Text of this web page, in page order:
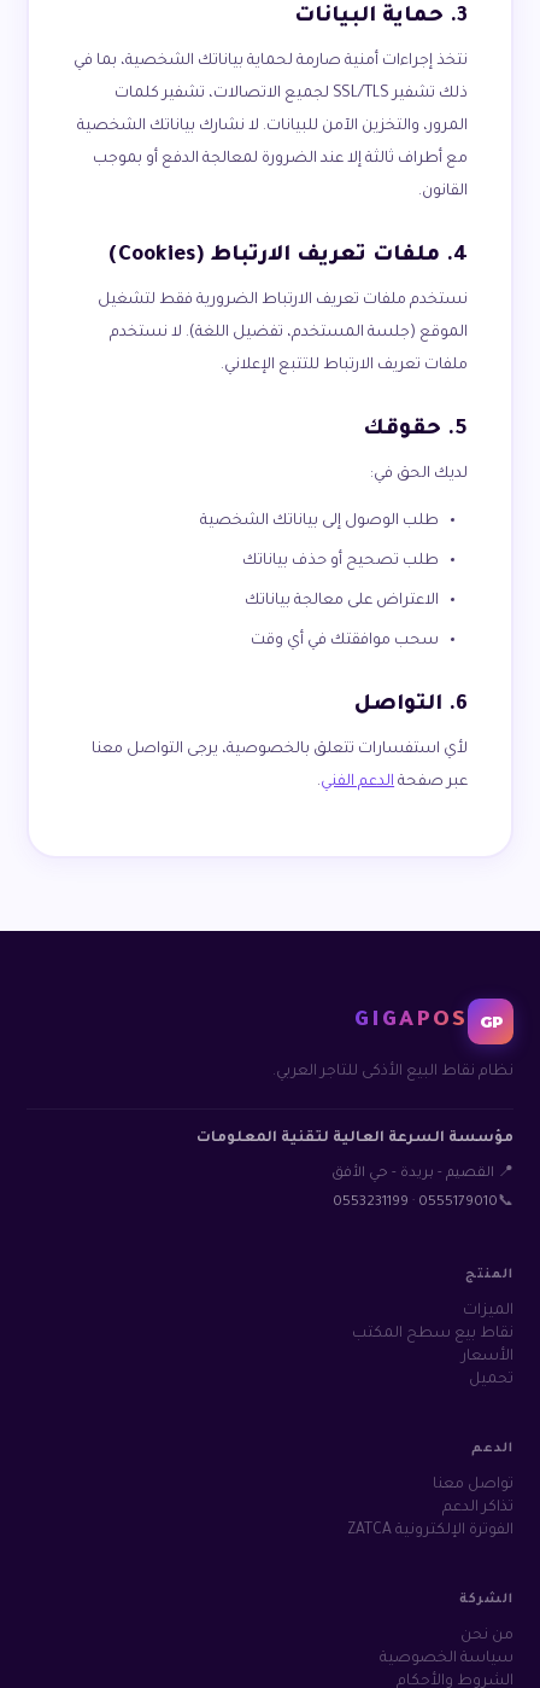
3. حماية البيانات
نتخذ إجراءات أمنية صارمة لحماية بياناتك الشخصية، بما في
ذلك تشفير SSL/TLS لجميع الاتصالات، تشفير كلمات
المرور، والتخزين الآمن للبيانات. لا نشارك بياناتك الشخصية
مع أطراف ثالثة إلا عند الضرورة لمعالجة الدفع أو بموجب
القانون.
4. ملفات تعريف الارتباط (Cookies)
نستخدم ملفات تعريف الارتباط الضرورية فقط لتشغيل
الموقع (جلسة المستخدم، تفضيل اللغة). لا نستخدم
ملفات تعريف الارتباط للتتبع الإعلاني.
5. حقوقك
لديك الحق في:
طلب الوصول إلى بياناتك الشخصية
طلب تصحيح أو حذف بياناتك
الاعتراض على معالجة بياناتك
سحب موافقتك في أي وقت
6. التواصل
لأي استفسارات تتعلق بالخصوصية، يرجى التواصل معنا
عبر صفحة الدعم الفني.
GP
GIGAPOS
نظام نقاط البيع الأذكى للتاجر العربي.
مؤسسة السرعة العالية لتقنية المعلومات
📍 القصيم - بريدة - حي الأفق
📞
0555179010
·
0553231199
المنتج
الميزات
نقاط بيع سطح المكتب
الأسعار
تحميل
الدعم
تواصل معنا
تذاكر الدعم
الفوترة الإلكترونية ZATCA
الشركة
من نحن
سياسة الخصوصية
الشروط والأحكام